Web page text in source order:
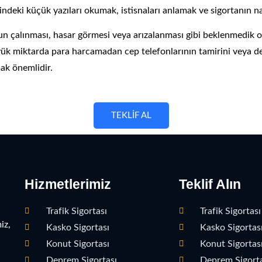
küçük yazıları okumak, istisnaları anlamak ve sigortanın
hasar görmesi veya arızalanması gibi
miktarda para harcamadan cep telefonlarının tamirini veya
önemlidir.
TEKLİF AL
Hizmetlerimiz
Trafik Sigortası
Kasko Sigortası
Konut Sigortası
Deprem Sigortası
Teklif Alın
Trafik
Kasko
Konut
Deprem